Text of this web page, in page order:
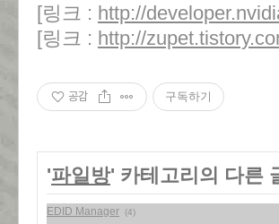
[링크 : http://
[링크 : http://
공감 구독하기
'파일방' 카테고리의 다른
EDID Manager (4)